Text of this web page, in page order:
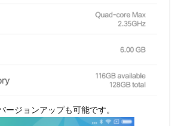
ージョンアップも可能です。